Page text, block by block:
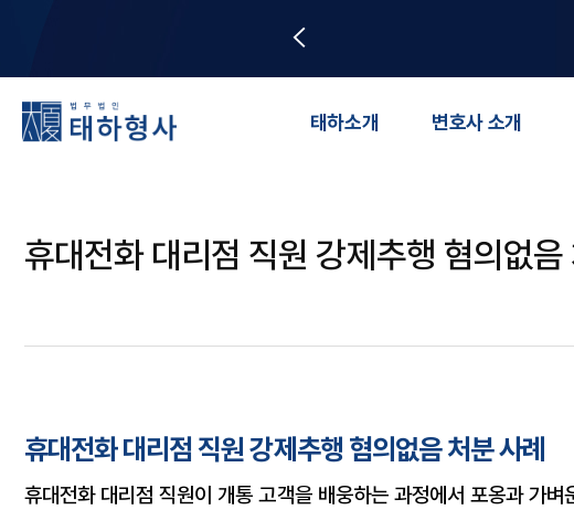
태하소개 변호사 소개
휴대전화 대리점 직원 강제추행 혐의없음
휴대전화 대리점 직원 강제추행 혐의없음 처분 사례
휴대전화 대리점 직원이 개통 고객을 배웅하는 과정에서 포옹과 가